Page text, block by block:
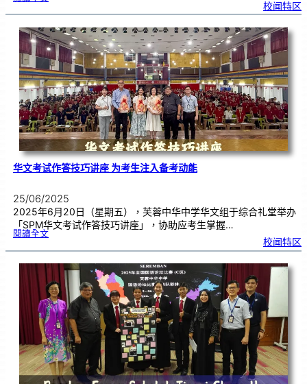
甜
师
恩
|厨
艺
社
与
辅
导
团
温
馨
送
暖
校闻特区
华文考试作答技巧讲座 为考生注入备考动能
25/06/2025
2025年6月20日（星期五），芙蓉中华中学华文组于综合礼堂举办
「SPM华文考试作答技巧讲座」，协助应考生掌握…
閱讀全文:华
试
答
技
座
为
考
生
注
入
备
考
动
能
校闻特区